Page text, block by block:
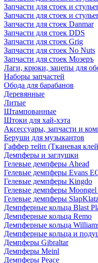
Запчасти для стоек и
Запчасти для стоек и
Запчасти для стоек Danmar
Запчасти для стоек DDS
Запчасти для стоек Grig
Запчасти для стоек No Nuts
Запчасти для стоек Мозеръ
Лаги, крюки, зацепы для
Наборы запчастей
Обода для барабанов
Деревянные
Литые
Штампованные
Штоки для хай-хэта
Аксессуары, запчасти и
Беруши для музыкантов
Гаффер тейп (Тканевая
Демпферы и заглушки
Гелевые демпферы Ahead
Гелевые демпферы Evans
Гелевые демпферы Kingdo
Гелевые демпферы
Гелевые демпферы
Демпферные кольца Blast
Демпферные кольца Remo
Демпферные кольца
Демпферные кольца и
Демпферы Gibraltar
Демпферы Meinl
Демпферы Peace